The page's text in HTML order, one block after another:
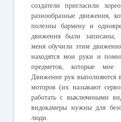
создатели
пригласили
разнообразные движения ,
полезны
бармену и
движения
были записаны,
меня обучили этим
находятся мои руки и
предметов ,которые мне
Движение рук выполняются
моторов (их называют
работать с выключеными
видокамеры нужны для
люди